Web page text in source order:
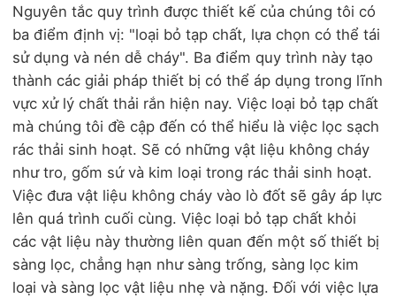
Nguyên tắc quy trình được thiết kế của chúng tôi có
ba điểm định vị: "loại bỏ tạp chất, lựa chọn có thể tái
sử dụng và nén dễ cháy". Ba điểm quy trình này tạo
thành các giải pháp thiết bị có thể áp dụng trong lĩnh
vực xử lý chất thải rắn hiện nay. Việc loại bỏ tạp chất
mà chúng tôi đề cập đến có thể hiểu là việc lọc sạch
rác thải sinh hoạt. Sẽ có những vật liệu không cháy
như tro, gốm sứ và kim loại trong rác thải sinh hoạt.
Việc đưa vật liệu không cháy vào lò đốt sẽ gây áp lực
lên quá trình cuối cùng. Việc loại bỏ tạp chất khỏi
các vật liệu này thường liên quan đến một số thiết bị
sàng lọc, chẳng hạn như sàng trống, sàng lọc kim
loại và sàng lọc vật liệu nhẹ và nặng. Đối với việc lựa